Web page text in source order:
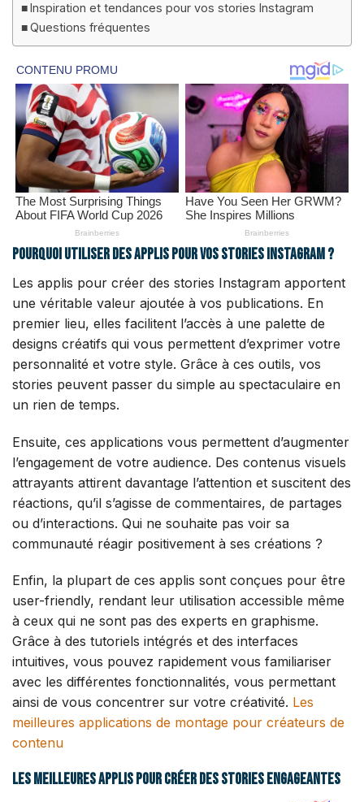
Inspiration et tendances pour vos stories Instagram
Questions fréquentes
Pourquoi utiliser des applis pour vos stories Instagram ?
Les applis pour créer des stories Instagram apportent
une véritable valeur ajoutée à vos publications. En
premier lieu, elles facilitent l’accès à une palette de
designs créatifs qui vous permettent d’exprimer votre
personnalité et votre style. Grâce à ces outils, vos
stories peuvent passer du simple au spectaculaire en
un rien de temps.
Ensuite, ces applications vous permettent d’augmenter
l’engagement de votre audience. Des contenus visuels
attrayants attirent davantage l’attention et suscitent des
réactions, qu’il s’agisse de commentaires, de partages
ou d’interactions. Qui ne souhaite pas voir sa
communauté réagir positivement à ses créations ?
Enfin, la plupart de ces applis sont conçues pour être
user-friendly, rendant leur utilisation accessible même
à ceux qui ne sont pas des experts en graphisme.
Grâce à des tutoriels intégrés et des interfaces
intuitives, vous pouvez rapidement vous familiariser
avec les différentes fonctionnalités, vous permettant
ainsi de vous concentrer sur votre créativité. Les
meilleures applications de montage pour créateurs de
contenu
Les meilleures applis pour créer des stories engageantes